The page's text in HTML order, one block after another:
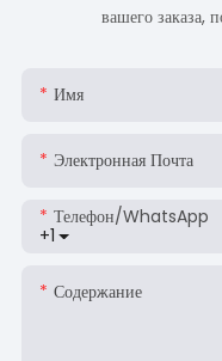
вашего заказа,
Имя
Электронная Почта
+1
Телефон/WhatsApp
Содержание